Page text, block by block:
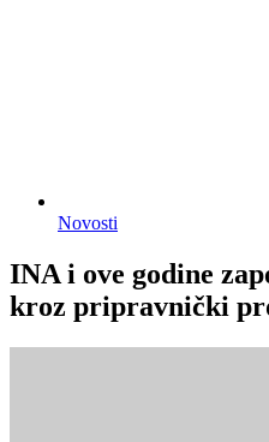
Novosti
INA i ove godine
kroz pripravnički